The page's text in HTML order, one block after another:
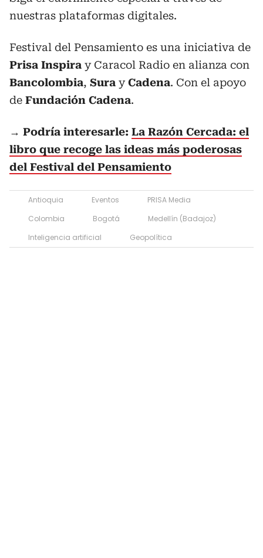
nuestras plataformas digitales.
Festival del Pensamiento es una iniciativa de
Prisa Inspira y Caracol Radio en alianza con
Bancolombia, Sura yCadena. Con el apoyo
de Fundación Cadena.
→ Podría interesarle: La Razón Cercada: el
libro que recoge las ideas más poderosas
del Festival del Pensamiento
Antioquia Eventos
PRISA Media
Colombia
Bogotá
Medellín (Badajoz)
Inteligencia artificial
Geopolítica